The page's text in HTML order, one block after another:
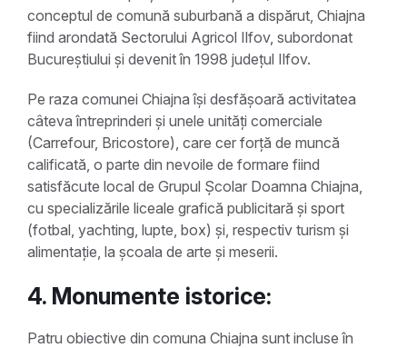
conceptul de comună suburbană a dispărut, Chiajna
fiind arondată Sectorului Agricol Ilfov, subordonat
Bucureștiului și devenit în 1998 județul Ilfov.
Pe raza comunei Chiajna își desfășoară activitatea
câteva întreprinderi și unele unități comerciale
(Carrefour, Bricostore), care cer forță de muncă
calificată, o parte din nevoile de formare fiind
satisfăcute local de Grupul Școlar Doamna Chiajna,
cu specializările liceale grafică publicitară și sport
(fotbal, yachting, lupte, box) și, respectiv turism și
alimentație, la școala de arte și meserii.
4. Monumente istorice:
Patru obiective din comuna Chiajna sunt incluse în